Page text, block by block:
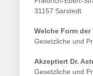
31157 Sarstedt
Welche Form
Gesetzliche und
Akzeptiert Dr.
Gesetzliche und